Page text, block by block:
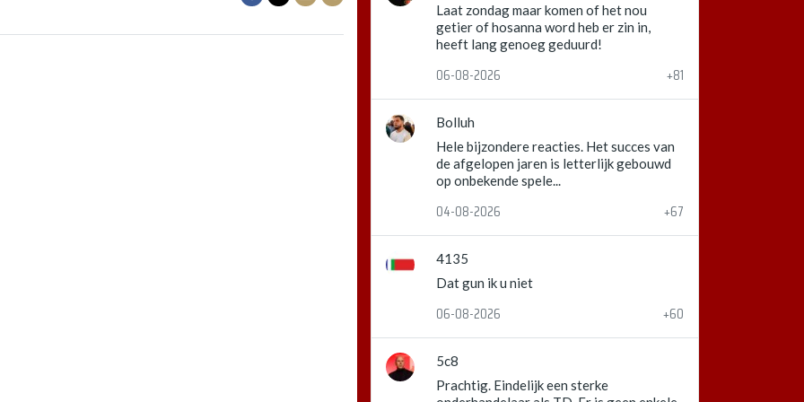
Laat zondag maar komen of het nou
getier of hosanna word heb er zin in,
heeft lang genoeg geduurd!
06-08-2026 +81
Bolluh
Hele bijzondere reacties. Het succes van
de afgelopen jaren is letterlijk gebouwd
op onbekende spele...
04-08-2026 +67
4135
Dat gun ik u niet
06-08-2026 +60
5c8
Prachtig. Eindelijk een sterke